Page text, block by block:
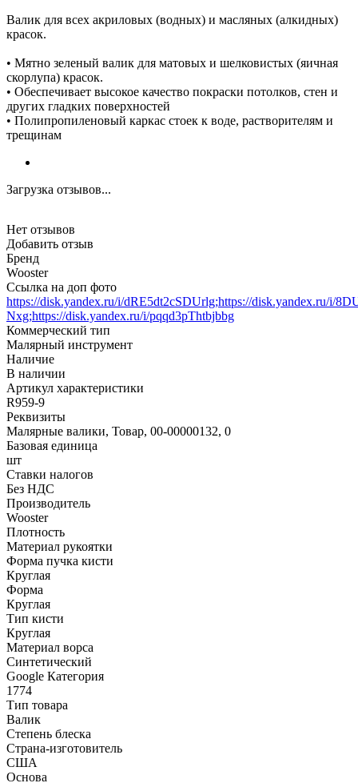
Валик для всех акриловых (водных) и масляных (алкидных)
красок.
• Мятно зеленый валик для матовых и шелковистых (яичная
скорлупа) красок.
• Обеспечивает высокое качество покраски потолков, стен и
других гладких поверхностей
• Полипропиленовый каркас стоек к воде, растворителям и
трещинам
Загрузка отзывов...
Нет отзывов
Добавить отзыв
Бренд
Wooster
Ссылка на доп фото
https://disk.yandex.ru/i/dRE5dt2cSDUrlg;https://disk.yandex.ru/i/
Nxg;https://disk.yandex.ru/i/pqqd3pThtbjbbg
Коммерческий тип
Малярный инструмент
Наличие
В наличии
Артикул характеристики
R959-9
Реквизиты
Малярные валики, Товар, 00-00000132, 0
Базовая единица
шт
Ставки налогов
Без НДС
Производитель
Wooster
Плотность
Материал рукоятки
Форма пучка кисти
Круглая
Форма
Круглая
Тип кисти
Круглая
Материал ворса
Синтетический
Google Категория
1774
Тип товара
Валик
Степень блеска
Страна-изготовитель
США
Основа